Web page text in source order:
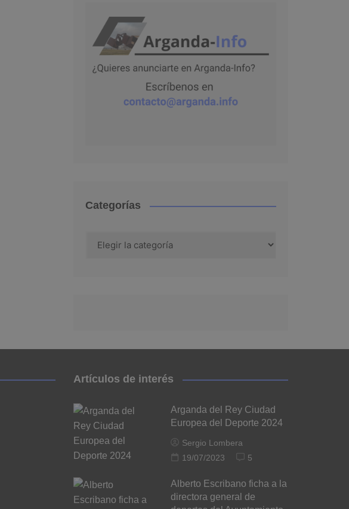
Categorías
Artículos de interés
Arganda del Rey Ciudad
Europea del Deporte 2024
Sergio Lombera
19/07/2023
5
Alberto Escribano ficha a la
directora general de